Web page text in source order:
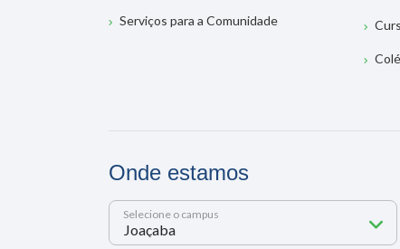
Serviços para a Comunidade
Onde estamos
Selecione o campus